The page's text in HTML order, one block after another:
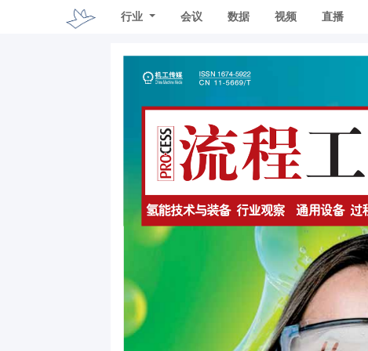
行业 会议 数据 视频 直播